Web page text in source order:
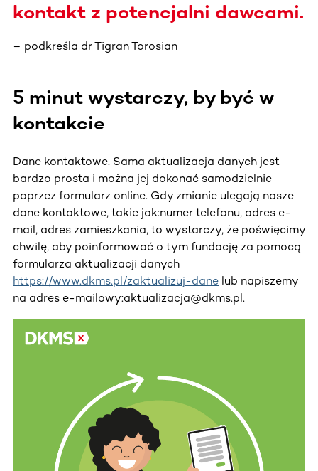
kontakt z potencjalni dawcami.
– podkreśla dr Tigran Torosian
5 minut wystarczy, by być w
kontakcie
Dane kontaktowe. Sama aktualizacja danych jest
bardzo prosta i można jej dokonać samodzielnie
poprzez formularz online. Gdy zmianie ulegają nasze
dane kontaktowe, takie jak:numer telefonu, adres e-
mail, adres zamieszkania, to wystarczy, że poświęcimy
chwilę, aby poinformować o tym fundację za pomocą
formularza aktualizacji danych
https://www.dkms.pl/zaktualizuj-dane lub napiszemy
na adres e-mailowy:aktualizacja@dkms.pl.